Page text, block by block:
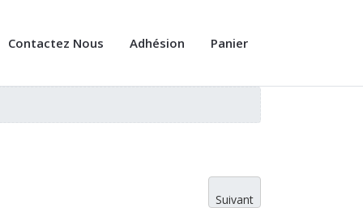
Contactez Nous Adhésion Panier
Suivant